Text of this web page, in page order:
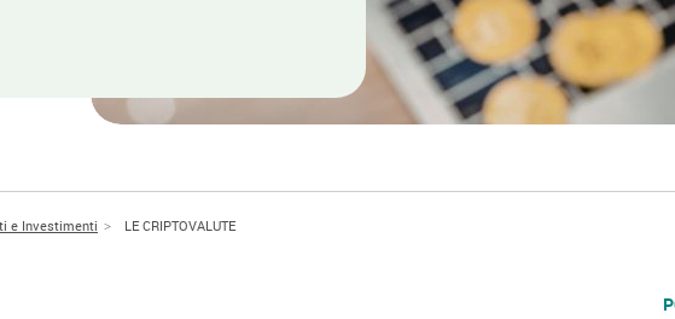
e Investimenti LE CRIPTOVALUTE